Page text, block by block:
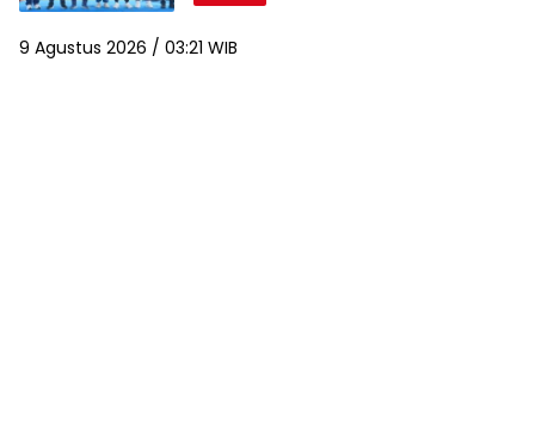
9 Agustus 2026 / 03:21 WIB